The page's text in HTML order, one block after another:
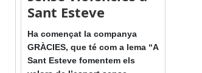
Sant Esteve
Ha començat la companya
GRÀCIES, que té com a lema “A
Sant Esteve fomentem els